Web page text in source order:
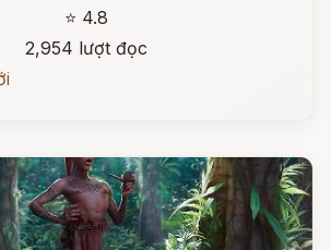
⭐ 4.8
2,954 lượt đọc